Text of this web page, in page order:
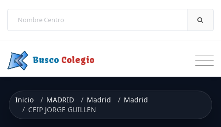
Busco Colegio
Inicio MADRID Madrid
Madrid
CEIP JORGE GUILLEN